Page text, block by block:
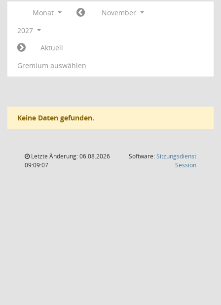
Monat
November
2027
Aktuell
Gremium auswählen
Keine Daten gefunden.
Letzte Änderung: 06.08.2026
09:09:07
Software:Sitzungsdienst
Session(Wird in